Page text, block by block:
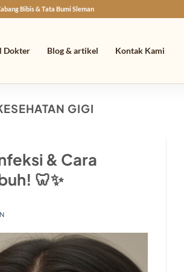
Bibis & Tata Bumi Sleman
Dokter Blog & artikel Kontak Kami
GIGI
& Cara
🦷✨